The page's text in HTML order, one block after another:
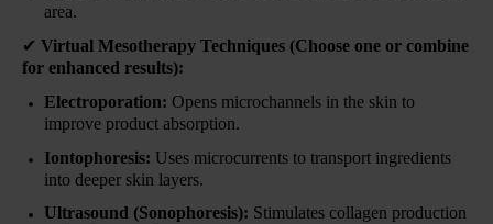
area.
✔ Virtual Mesotherapy Techniques (Choose one or combine
for enhanced results):
Electroporation: Opens microchannels in the skin to
improve product absorption.
Iontophoresis: Uses microcurrents to transport ingredients
into deeper skin layers.
Ultrasound (Sonophoresis): Stimulates collagen production